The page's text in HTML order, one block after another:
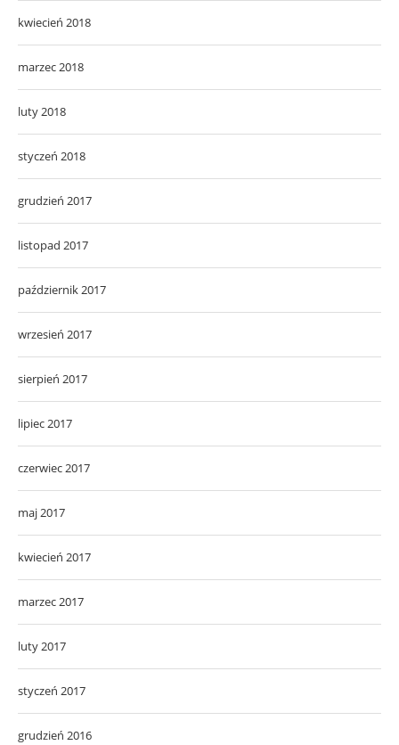
kwiecień 2018
marzec 2018
luty 2018
styczeń 2018
grudzień 2017
listopad 2017
październik 2017
wrzesień 2017
sierpień 2017
lipiec 2017
czerwiec 2017
maj 2017
kwiecień 2017
marzec 2017
luty 2017
styczeń 2017
grudzień 2016